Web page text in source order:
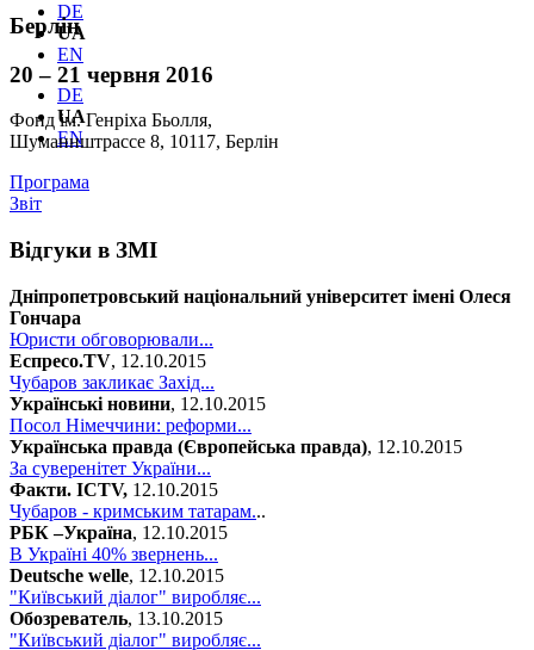
DE
UA
EN
DE
UA
EN
Берлін
20 – 21 червня 2016
Фонд ім. Генріха Бьолля,
Шуманнштрассе 8, 10117, Берлін
Програма
Звіт
Відгуки в ЗМІ
Дніпропетровський національний університет імені Олеся
Гончара
Юристи обговорювали...
Еспресо.TV, 12.10.2015
Чубаров закликає Захід...
Українські новини, 12.10.2015
Посол Німеччини: реформи...
Українська правда (Європейська правда), 12.10.2015
За суверенітет України...
Факти. ICTV, 12.10.2015
Чубаров - кримським татарам...
РБК –Україна, 12.10.2015
В Україні 40% звернень...
Deutsche welle, 12.10.2015
"Київський діалог" виробляє...
Обозреватель, 13.10.2015
"Київський діалог" виробляє...